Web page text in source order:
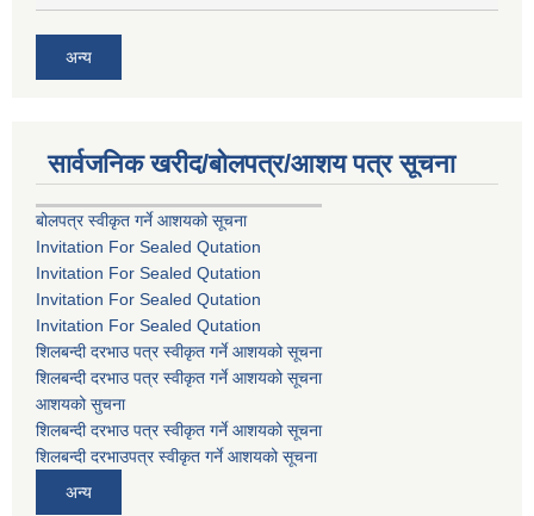
अन्य
सार्वजनिक खरीद/बोलपत्र/आशय पत्र सूचना
बोलपत्र स्वीकृत गर्ने आशयको सूचना
Invitation For Sealed Qutation
Invitation For Sealed Qutation
Invitation For Sealed Qutation
Invitation For Sealed Qutation
शिलबन्दी दरभाउ पत्र स्वीकृत गर्ने आशयको सूचना
शिलबन्दी दरभाउ पत्र स्वीकृत गर्ने आशयको सूचना
आशयको सुचना
शिलबन्दी दरभाउ पत्र स्वीकृत गर्ने आशयको सूचना
शिलबन्दी दरभाउपत्र स्वीकृत गर्ने आशयको सूचना
अन्य